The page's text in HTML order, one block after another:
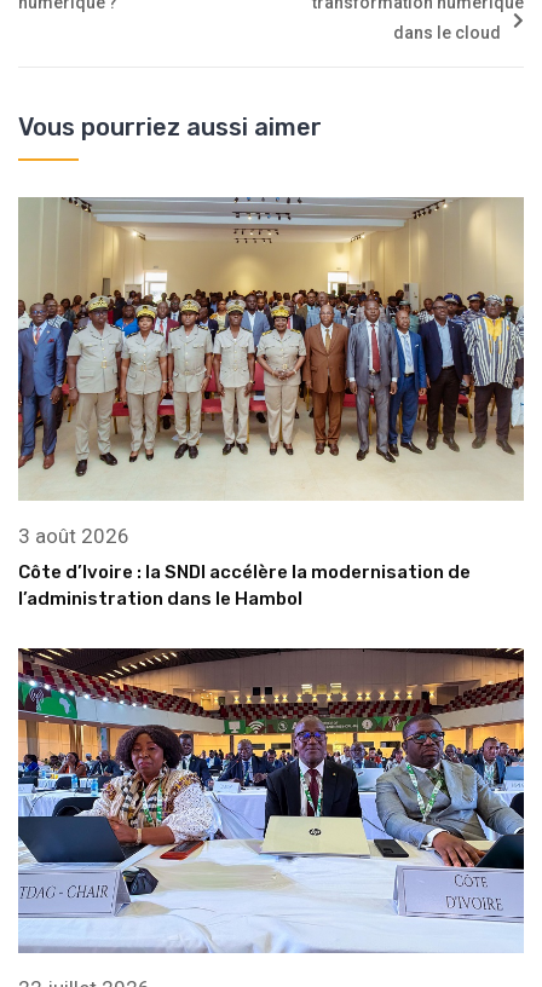
dans le cloud
Vous pourriez aussi aimer
3 août 2026
Côte d’Ivoire : la SNDI accélère la modernisation de
l’administration dans le Hambol